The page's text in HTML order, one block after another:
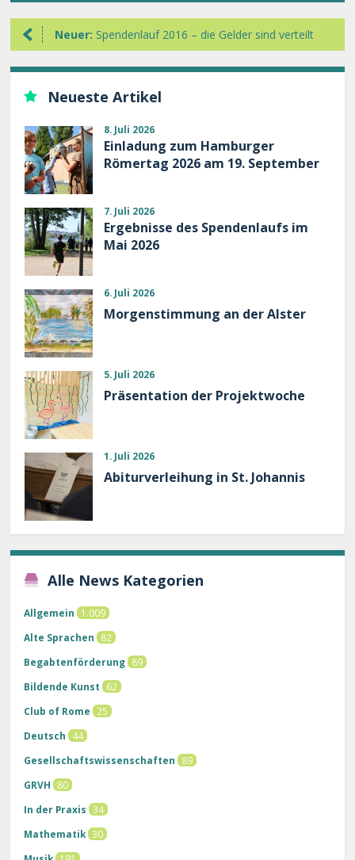
Neuer: Spendenlauf 2016 – die Gelder sind verteilt
Neueste Artikel
8. Juli 2026
Einladung zum Hamburger
Römertag 2026 am 19. September
7. Juli 2026
Ergebnisse des Spendenlaufs im
Mai 2026
6. Juli 2026
Morgenstimmung an der Alster
5. Juli 2026
Präsentation der Projektwoche
1. Juli 2026
Abiturverleihung in St. Johannis
Alle News Kategorien
Allgemein
1.009
Alte Sprachen
82
Begabtenförderung 89
Bildende Kunst
62
Club of Rome
25
Deutsch
44
Gesellschaftswissenschaften
89
GRVH
80
In der Praxis
34
Mathematik 30